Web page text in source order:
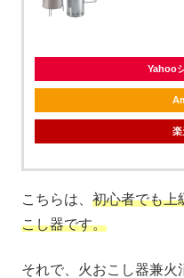
Yahoo
楽
こちらは、 初心者でも上
こし器です。
それで、火おこし器兼火